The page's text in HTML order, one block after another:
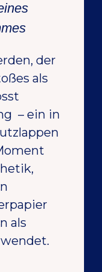
der
als
– ein in
als